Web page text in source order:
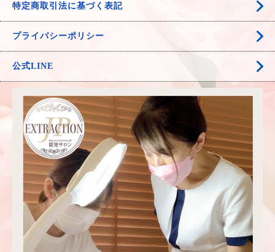
特定商取引法に基づく表記
プライバシーポリシー
公式LINE